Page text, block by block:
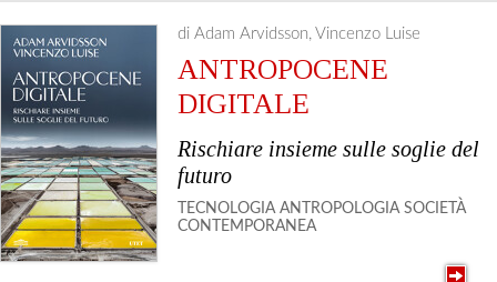
di Adam Arvidsson, Vincenzo Luise
ANTROPOCENE
DIGITALE
Rischiare insieme sulle soglie del
futuro
TECNOLOGIA ANTROPOLOGIA SOCIETÀ
CONTEMPORANEA